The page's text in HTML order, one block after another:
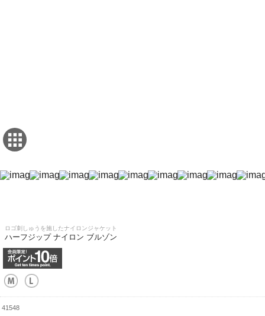
ロゴ刺しゅうを施したナイロンジャケット
ハーフジップ ナイロン ブルゾン
41548